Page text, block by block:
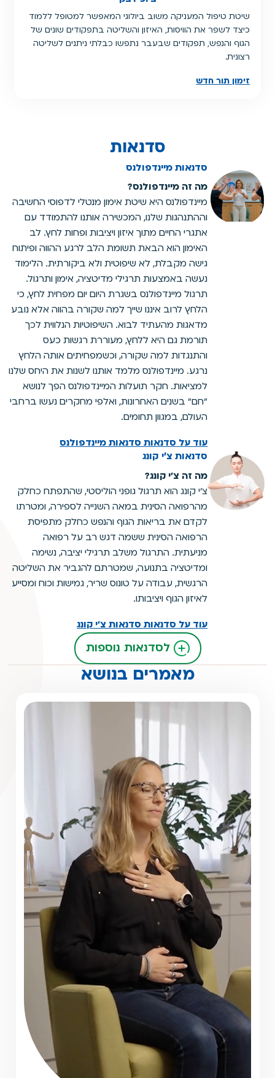
שיטת טיפול המעניקה משוב ביולוגי המאפשר למטופל ללמוד
כיצד לשפר את הוויסות, האיזון והשליטה בתפקודים שונים של
הגוף והנפש, תפקודים שבעבר נתפשו כבלתי ניתנים לשליטה
רצונית.
זימון תור חדש
סדנאות
סדנאות מיינדפולנס
מה זה מיינדפולנס?
מיינדפולנס היא שיטת אימון מנטלי לדפוסי החשיבה
וההתנהגות שלנו, המכשירה אותנו להתמודד עם
אתגרי החיים מתוך איזון ויציבות ופחות לחץ. לב
האימון הוא הבאת תשומת הלב לרגע ההווה ופיתוח
גישה מקבלת, לא שיפוטית ולא ביקורתית. הלימוד
נעשה באמצעות תרגילי מדיטציה, אימון ותרגול.
תרגול מיינדפולנס בשגרת היום יום מפחית לחץ, כי
הלחץ לרוב איננו שייך למה שקורה בהווה אלא נובע
מדאגות מהעתיד לבוא. השיפוטיות הנלווית לכך
תורמת גם היא ללחץ, מעוררת רגשות כעס
והתנגדות למה שקורה, וכשמפחיתים אותה הלחץ
נרגע. מיינדפולנס מלמד אותנו לשנות את היחס שלנו
למציאות. חקר תועלות המיינדפולנס הפך לנושא
"חם" בשנים האחרונות, ואלפי מחקרים נעשו ברחבי
העולם, במגוון תחומים.
עוד על סדנאות סדנאות מיינדפולנס
סדנאות צ'י קונג
מה זה צ'י קונג?
צ'י קונג הוא תרגול גופני הוליסטי, שהתפתח כחלק
מהרפואה הסינית במאה השנייה לספירה, ומטרתו
לקדם את בריאות הגוף והנפש כחלק מתפיסת
הרפואה הסינית ששמה דגש רב על רפואה
מניעתית. התרגול משלב תרגילי יציבה, נשימה
ומדיטציה בתנועה, שמטרתם להגביר את השליטה
הרגשית, עבודה על טונוס שריר, גמישות וכוח ומסייע
לאיזון הגוף ויציבותו.
עוד על סדנאות סדנאות צ'י קונג
לסדנאות נוספות
מאמרים בנושא